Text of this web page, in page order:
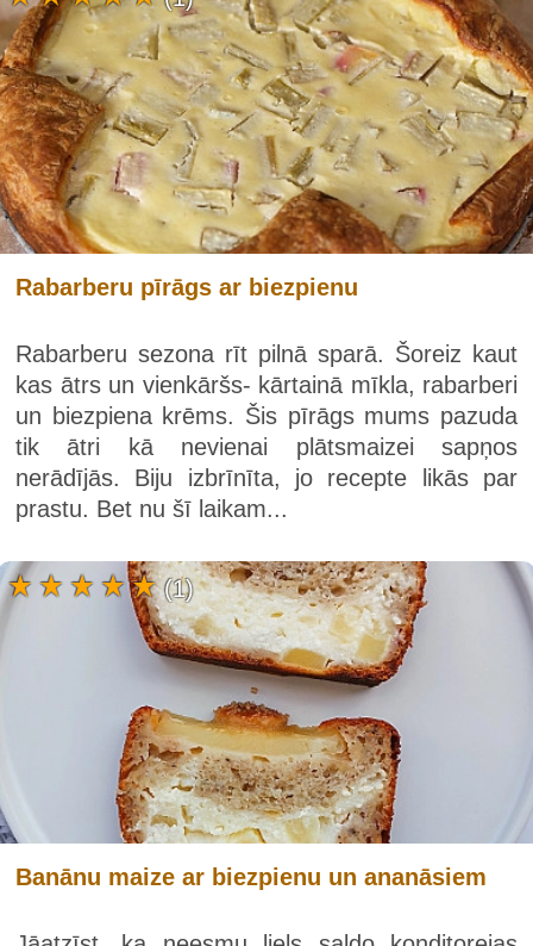
Rabarberu pīrāgs ar biezpienu
Rabarberu sezona rīt pilnā sparā. Šoreiz kaut
kas ātrs un vienkāršs- kārtainā mīkla, rabarberi
un biezpiena krēms. Šis pīrāgs mums pazuda
tik ātri kā nevienai plātsmaizei sapņos
nerādījās. Biju izbrīnīta, jo recepte likās par
prastu. Bet nu šī laikam...
Banānu maize ar biezpienu un ananāsiem
(1)